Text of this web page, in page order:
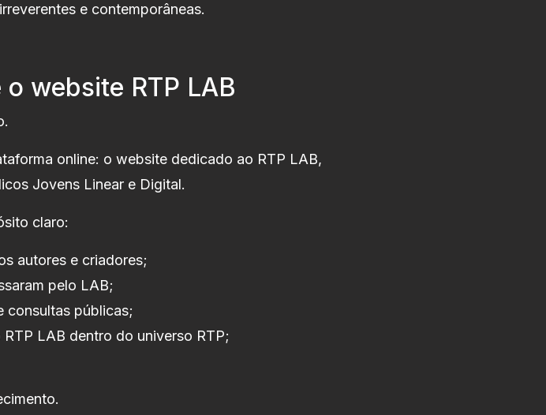
e contemporâneas.
website RTP LAB
online: o website dedicado ao RTP LAB,
Jovens Linear e Digital.
claro:
autores e criadores;
pelo LAB;
consultas públicas;
LAB dentro do universo RTP;